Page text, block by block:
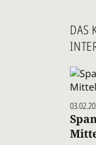
DAS